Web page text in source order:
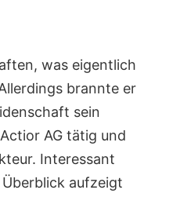
was eigentlich
brannte er
sein
AG tätig und
Interessant
aufzeigt